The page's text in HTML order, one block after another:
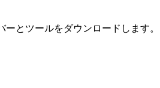
ーとツールをダウンロードします。